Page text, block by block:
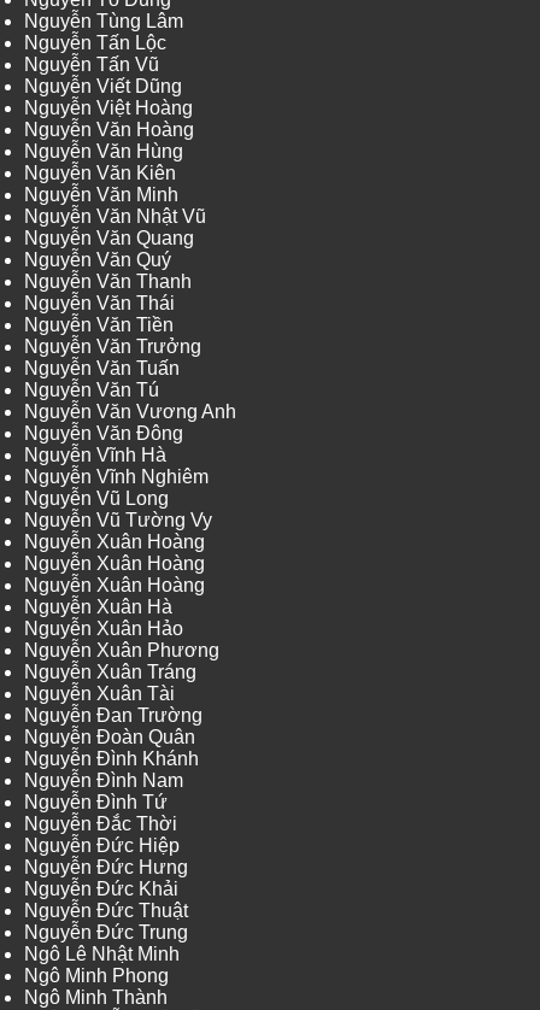
Nguyễn Tùng Lâm
Nguyễn Tấn Lộc
Nguyễn Tấn Vũ
Nguyễn Viết Dũng
Nguyễn Việt Hoàng
Nguyễn Văn Hoàng
Nguyễn Văn Hùng
Nguyễn Văn Kiên
Nguyễn Văn Minh
Nguyễn Văn Nhật Vũ
Nguyễn Văn Quang
Nguyễn Văn Quý
Nguyễn Văn Thanh
Nguyễn Văn Thái
Nguyễn Văn Tiền
Nguyễn Văn Trưởng
Nguyễn Văn Tuấn
Nguyễn Văn Tú
Nguyễn Văn Vương Anh
Nguyễn Văn Đông
Nguyễn Vĩnh Hà
Nguyễn Vĩnh Nghiêm
Nguyễn Vũ Long
Nguyễn Vũ Tường Vy
Nguyễn Xuân Hoàng
Nguyễn Xuân Hoàng
Nguyễn Xuân Hoàng
Nguyễn Xuân Hà
Nguyễn Xuân Hảo
Nguyễn Xuân Phương
Nguyễn Xuân Tráng
Nguyễn Xuân Tài
Nguyễn Đan Trường
Nguyễn Đoàn Quân
Nguyễn Đình Khánh
Nguyễn Đình Nam
Nguyễn Đình Tứ
Nguyễn Đắc Thời
Nguyễn Đức Hiệp
Nguyễn Đức Hưng
Nguyễn Đức Khải
Nguyễn Đức Thuật
Nguyễn Đức Trung
Ngô Lê Nhật Minh
Ngô Minh Phong
Ngô Minh Thành